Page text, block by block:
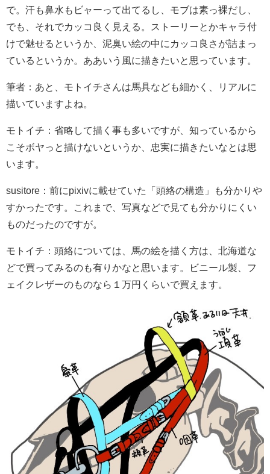
で。汗も鼻水もビャーって出てるし、モブは素っ裸だし、
でも、それでカッコ良く見える。ストーリーとかキャラ付
けで魅せるというか、泥臭い絵の中にカッコ良さが詰まっ
ているというか。ああいう風に描きたいと思っています。
筆者：あと、モトイチさんは馬具なども細かく、リアルに
描いていますよね。
モトイチ：省略して描く事も多いですが、知っているから
こそボヤっと描けないというか、忠実に描きたいなとは思
います。
susitore：前にpixivに載せていた「頭絡の構造」も分かりや
すかったです。これまで、写真などで見ても分かりにくい
ものだったのですが。
モトイチ：頭絡については、馬の絵を描く方は、北海道な
どで買ってみるのも有りかなと思います。ビニール製、フ
ェイクレザーのものなら１万円くらいで買えます。